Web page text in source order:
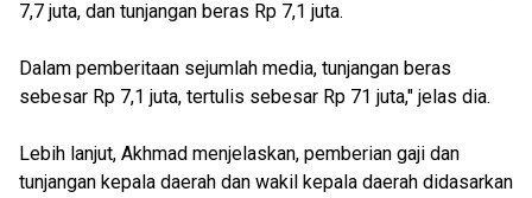
7,7 juta, dan tunjangan beras Rp 7,1 juta.
Dalam pemberitaan sejumlah media, tunjangan beras
sebesar Rp 7,1 juta, tertulis sebesar Rp 71 juta," jelas dia.
Lebih lanjut, Akhmad menjelaskan, pemberian gaji dan
tunjangan kepala daerah dan wakil kepala daerah didasarkan